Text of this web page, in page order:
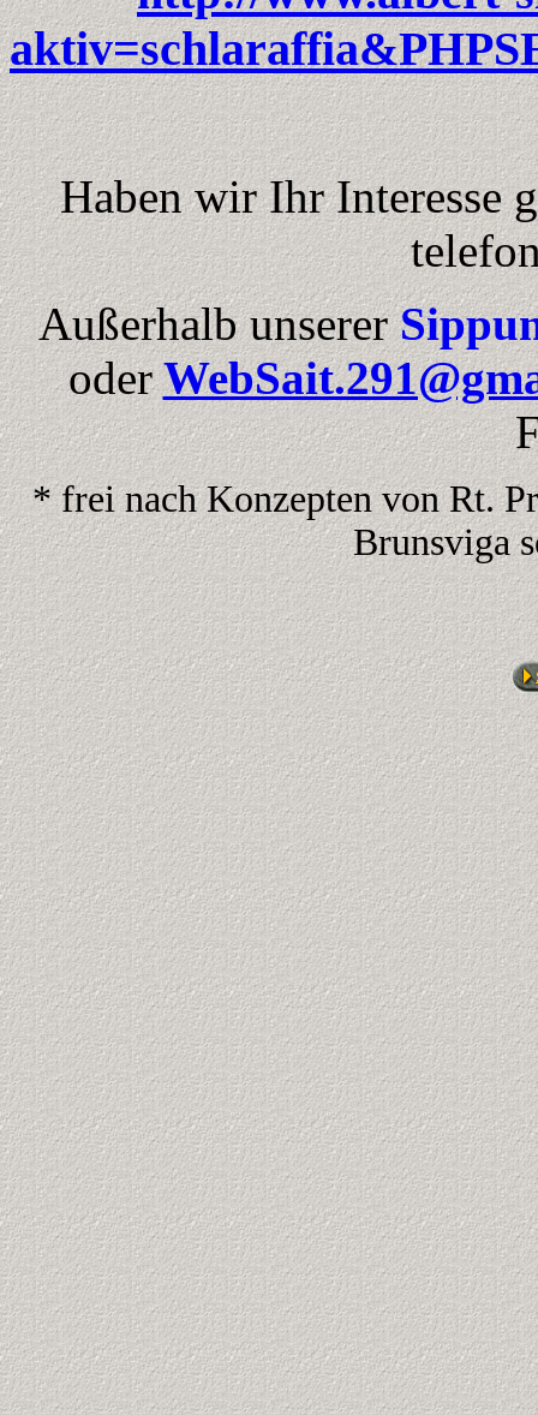
Haben wir Ihr Interesse
Außerhalb unserer
oder
* frei nach Konzepten von Rt.
Brunsviga